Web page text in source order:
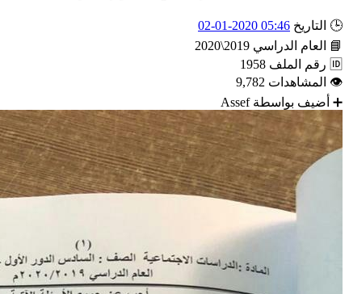
🕒 التاريخ 05:46 2020-01-02
📘
العام الدراسي 2019\2020
🆔 رقم الملف 1958
👁 المشاهدات 9,782
➕ أضيف بواسطة Assef